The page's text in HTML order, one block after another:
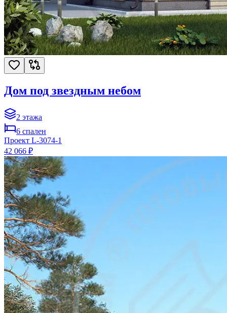
Дом под звездным небом
2 этажа
6 спален
Проект L-3074-1
42 066 ₽